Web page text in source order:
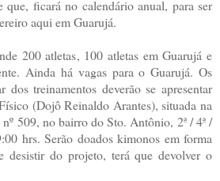
que, ficará no calendário anual, para ser
aqui em Guarujá.
200 atletas, 100 atletas em Guarujá e
Ainda há vagas para o Guarujá. Os
dos treinamentos deverão se apresentar
(Dojô Reinaldo Arantes), situada na
509, no bairro do Sto. Antônio, 2ª / 4ª /
hrs. Serão doados kimonos em forma
desistir do projeto, terá que devolver o